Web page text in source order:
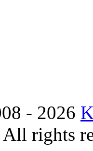
- 2026
All rights